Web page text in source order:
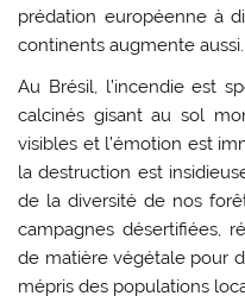
prédation européenne à
continents augmente aussi.
Au Brésil, l’incendie est
calcinés gisant au sol
visibles et l’émotion est
la destruction est
de la diversité de nos
campagnes désertifiées,
de matière végétale pour
mépris des populations